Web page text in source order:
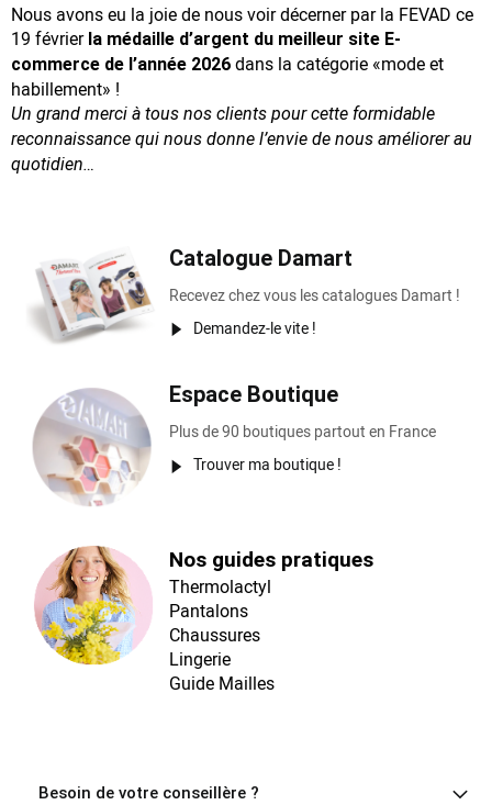
Nous avons eu la joie de nous voir décerner par la FEVAD ce
19 février la médaille d’argent du meilleur site E-
commerce de l’année 2026 dans la catégorie «mode et
habillement» !
Un grand merci à tous nos clients pour cette formidable
reconnaissance qui nous donne l’envie de nous améliorer au
quotidien…
Catalogue Damart
Recevez chez vous les catalogues Damart !
Demandez-le vite !
Espace Boutique
Plus de 90 boutiques partout en France
Trouver ma boutique !
Nos guides pratiques
Thermolactyl
Pantalons
Chaussures
Lingerie
Guide Mailles
Besoin de votre conseillère ?